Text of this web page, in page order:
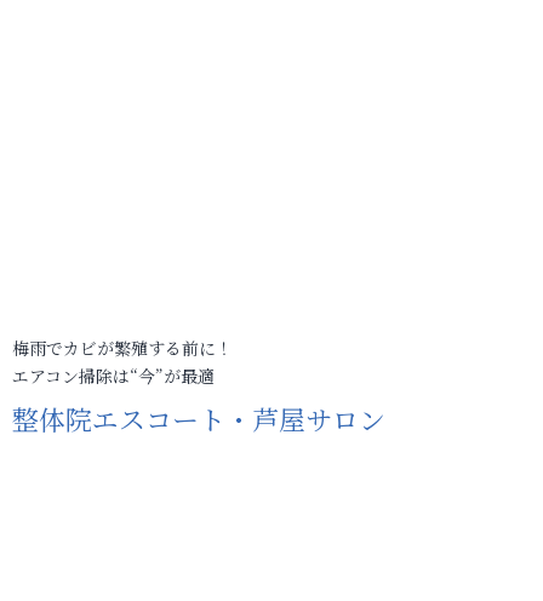
梅雨でカビが繁殖する前に！
エアコン掃除は“今”が最適
整体院エスコート・芦屋サロン